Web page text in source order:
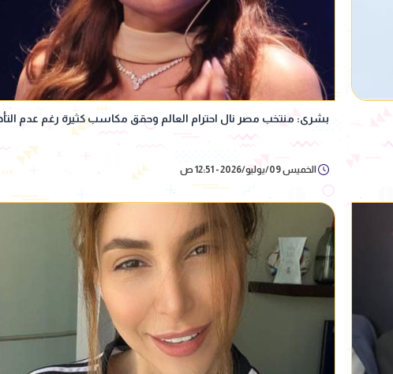
بشرى: منتخب مصر نال احترام العالم وحقق مكاسب كثيرة رغم عدم
الخميس 09/يوليو/2026 - 12:51 ص